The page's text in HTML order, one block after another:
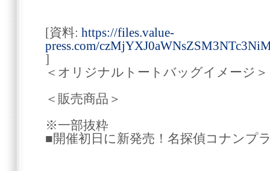
[資料: https://files.value-
press.com/
]
＜オリジナルトートバッグイメージ＞
＜販売商品＞
※一部抜粋
■開催初日に新発売！名探偵コナンプ